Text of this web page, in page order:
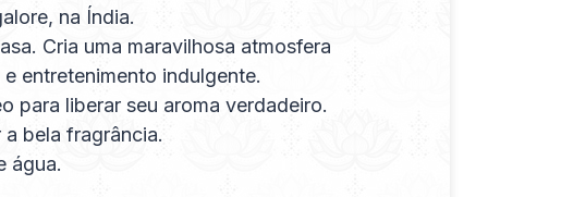
na Índia.
Cria uma maravilhosa atmosfera
entretenimento indulgente.
para liberar seu aroma verdadeiro.
bela fragrância.
água.